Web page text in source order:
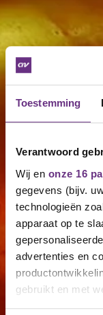
Toestemming
Verantwoord
Wij en onze 16
gegevens (bijv.
technologieën
apparaat op te
advertenties en
gebruikt en met